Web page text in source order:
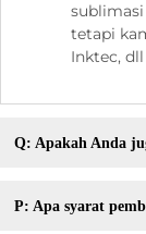
sublimasi
tetapi
Inktec, dll
Q: Apakah Anda
P: Apa syarat